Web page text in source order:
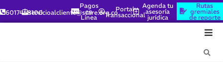
6017448100servicioalcliente@scare.org.co
Pagos
en
Línea
Portal
Transaccional
Agenda tu
asesoría
jurídica
Rutas
gremiales
de reporte